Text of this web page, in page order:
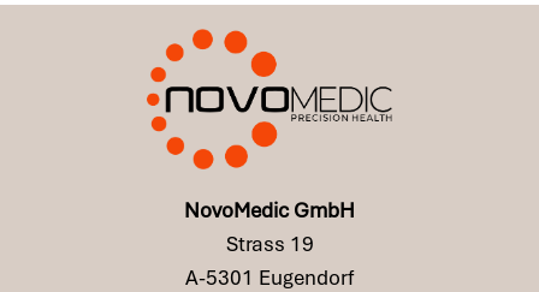
NovoMedic GmbH
Strass 19
A-5301 Eugendorf